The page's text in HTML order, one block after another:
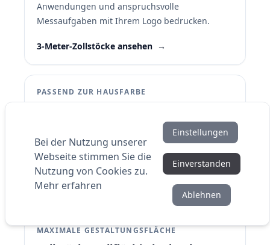
Anwendungen und anspruchsvolle
Messaufgaben mit Ihrem Logo bedrucken.
3-Meter-Zollstöcke ansehen →
PASSEND ZUR HAUSFARBE
Farbige Zollstöcke passend zu Ihrem
Unternehmen auswählen und individuell mit
Logo bedrucken lassen.
Farben entdecken
MAXIMALE GESTALTUNGSFLÄCHE
Bei der Nutzung unserer
Webseite stimmen Sie die
Nutzung von Cookies zu.
Mehr erfahren
Einstellungen
Einverstanden
Ablehnen